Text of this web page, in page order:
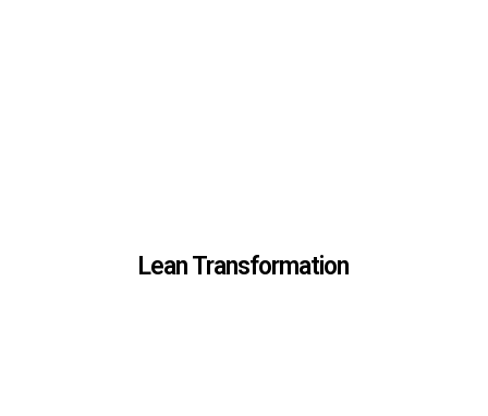
Lean Transformation
Lean Transformation